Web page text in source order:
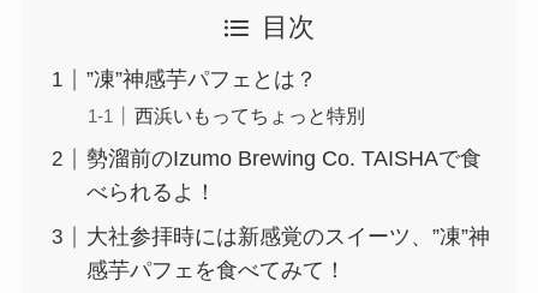
目次
”凍”神感芋パフェとは？
西浜いもってちょっと特別
勢溜前のIzumo Brewing Co. TAISHAで食
べられるよ！
大社参拝時には新感覚のスイーツ、”凍”神
感芋パフェを食べてみて！